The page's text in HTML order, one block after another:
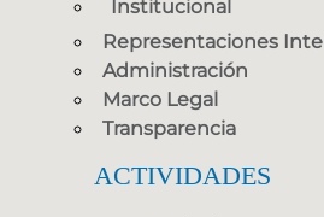
Institucional
Representaciones
Administración
Marco Legal
Transparencia
ACTIVIDADES